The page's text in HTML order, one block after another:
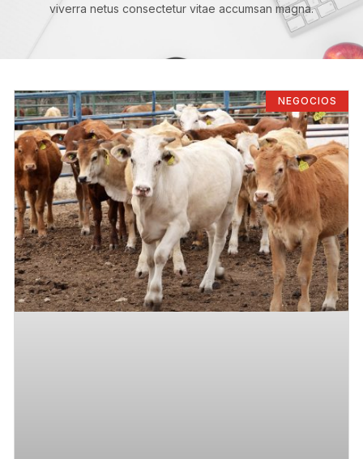
viverra netus consectetur vitae accumsan magna.
NEGOCIOS